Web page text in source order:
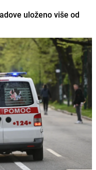
uloženo više od